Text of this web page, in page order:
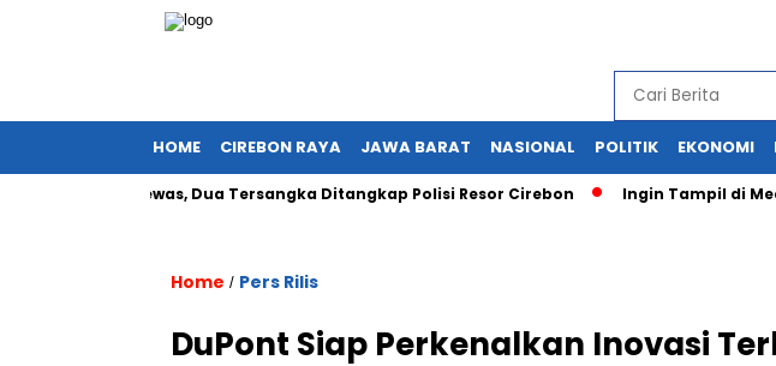
HOME CIREBON RAYA JAWA BARAT NASIONAL POLITIK EKONOMI
Orang Tewas, Dua Tersangka Ditangkap Polisi Resor Cirebon Ingin Tampil di Media
Home / Pers Rilis
DuPont Siap Perkenalkan Inovasi